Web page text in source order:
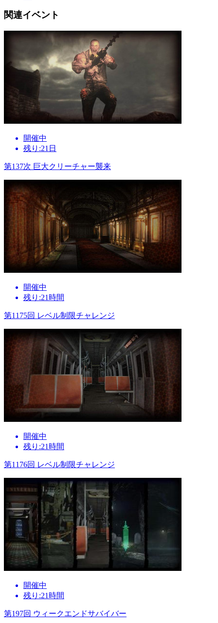
関連イベント
開催中
残り:21日
第137次 巨大クリーチャー襲来
開催中
残り:21時間
第1175回 レベル制限チャレンジ
開催中
残り:21時間
第1176回 レベル制限チャレンジ
開催中
残り:21時間
第197回 ウィークエンドサバイバー